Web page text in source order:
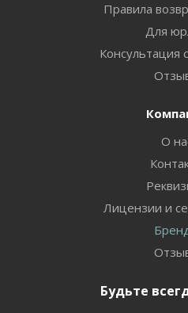
Правила
Для
Консультация
О
Лицензии и
Будьте